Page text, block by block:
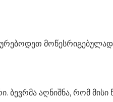
ბევრმა აღნიშნა, რომ